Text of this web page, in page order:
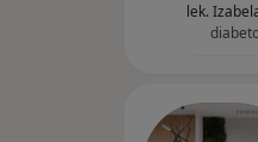
lek.